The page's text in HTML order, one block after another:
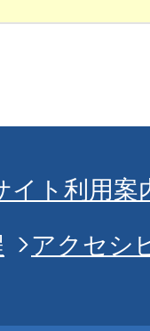
イト利用案
アクセシ